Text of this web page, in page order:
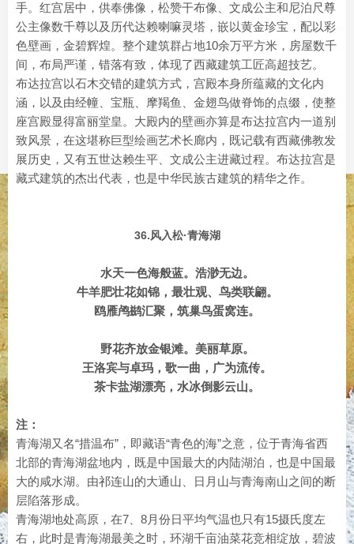
手。红宫居中，供奉佛像，松赞干布像、文成公主和尼泊尺尊
公主像数千尊以及历代达赖喇嘛灵塔，嵌以黄金珍宝，配以彩
色壁画，金碧辉煌。整个建筑群占地10余万平方米，房屋数千
间，布局严谨，错落有致，体现了西藏建筑工匠高超技艺。
布达拉宫以石木交错的建筑方式，宫殿本身所蕴藏的文化内
涵，以及由经幢、宝瓶、摩羯鱼、金翅鸟做脊饰的点缀，使整
座宫殿显得富丽堂皇。大殿内的壁画亦算是布达拉宫内一道别
致风景，在这堪称巨型绘画艺术长廊内，既记载有西藏佛教发
展历史，又有五世达赖生平、文成公主进藏过程。布达拉宫是
藏式建筑的杰出代表，也是中华民族古建筑的精华之作。
36.风入松·青海湖
水天一色海般蓝。浩渺无边。
牛羊肥壮花如锦，最壮观、鸟类联翩。
鸥雁鸬鹚汇聚，筑巢鸟蛋窝连。
野花齐放金银滩。美丽草原。
王洛宾与卓玛，歌一曲，广为流传。
茶卡盐湖漂亮，水冰倒影云山。
注：
青海湖又名“措温布”，即藏语“青色的海”之意，位于青海省西
北部的青海湖盆地内，既是中国最大的内陆湖泊，也是中国最
大的咸水湖。由祁连山的大通山、日月山与青海南山之间的断
层陷落形成。
青海湖地处高原，在7、8月份日平均气温也只有15摄氏度左
右，此时是青海湖最美之时，环湖千亩油菜花竞相绽放，碧波